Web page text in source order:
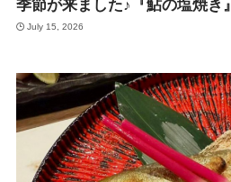
季節が来ました♪『鮎の塩焼き』
July 15, 2026